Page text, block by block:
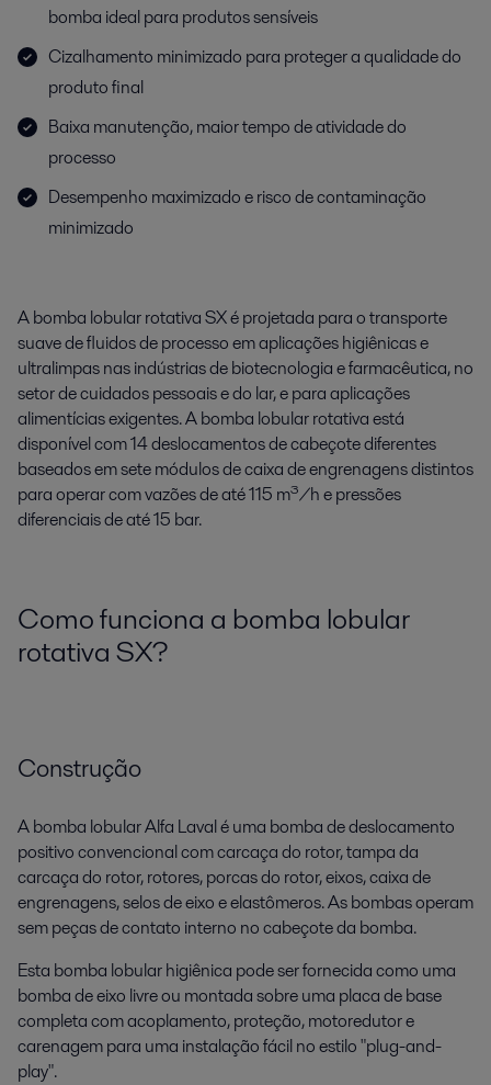
bomba ideal para produtos sensíveis
Cizalhamento minimizado para proteger a qualidade do
produto final
Baixa manutenção, maior tempo de atividade do
processo
Desempenho maximizado e risco de contaminação
minimizado
A bomba lobular rotativa SX é projetada para o transporte
suave de fluidos de processo em aplicações higiênicas e
ultralimpas nas indústrias de biotecnologia e farmacêutica, no
setor de cuidados pessoais e do lar, e para aplicações
alimentícias exigentes. A bomba lobular rotativa está
disponível com 14 deslocamentos de cabeçote diferentes
baseados em sete módulos de caixa de engrenagens distintos
para operar com vazões de até 115 m³/h e pressões
diferenciais de até 15 bar.
Como funciona a bomba lobular
rotativa SX?
Construção
A bomba lobular Alfa Laval é uma bomba de deslocamento
positivo convencional com carcaça do rotor, tampa da
carcaça do rotor, rotores, porcas do rotor, eixos, caixa de
engrenagens, selos de eixo e elastômeros. As bombas operam
sem peças de contato interno no cabeçote da bomba.
Esta bomba lobular higiênica pode ser fornecida como uma
bomba de eixo livre ou montada sobre uma placa de base
completa com acoplamento, proteção, motoredutor e
carenagem para uma instalação fácil no estilo "plug-and-
play".